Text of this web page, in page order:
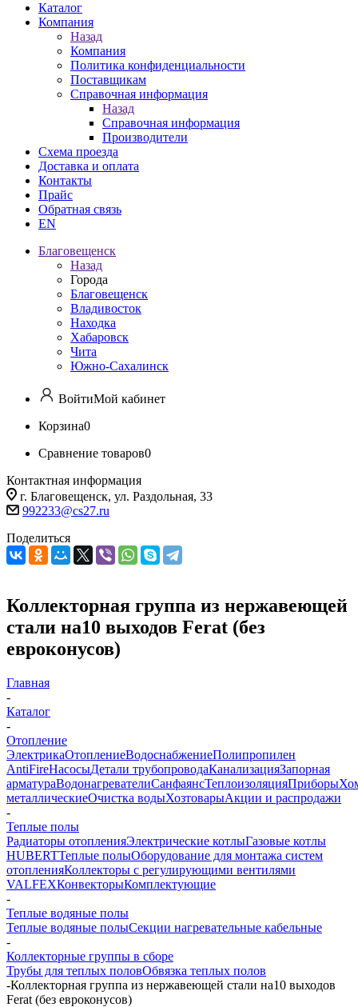
Каталог
Компания
Назад
Компания
Политика конфиденциальности
Поставщикам
Справочная информация
Назад
Справочная информация
Производители
Схема проезда
Доставка и оплата
Контакты
Прайс
Обратная связь
EN
Благовещенск
Назад
Города
Благовещенск
Владивосток
Находка
Хабаровск
Чита
Южно-Сахалинск
ВойтиМой кабинет
Корзина0
Сравнение товаров0
Контактная информация
г. Благовещенск, ул. Раздольная, 33
992233@cs27.ru
Поделиться
Коллекторная группа из нержавеющей
стали на10 выходов Ferat (без
евроконусов)
Главная
-
Каталог
-
Отопление
ЭлектрикаОтоплениеВодоснабжениеПолипропилен
AntiFireНасосыДетали трубопроводаКанализацияЗапорная
арматураВодонагревателиСанфаянсТеплоизоляцияПриборы
металлическиеОчистка водыХозтоварыАкции и распродажи
-
Теплые полы
Радиаторы отопленияЭлектрические котлыГазовые котлы
HUBERTТеплые полыОборудование для монтажа систем
отопленияКоллекторы с регулирующими вентилями
VALFEXКонвекторыКомплектующие
-
Теплые водяные полы
Теплые водяные полыСекции нагревательные кабельные
-
Коллекторные группы в сборе
Трубы для теплых половОбвязка теплых полов
-Коллекторная группа из нержавеющей стали на10 выходов
Ferat (без евроконусов)